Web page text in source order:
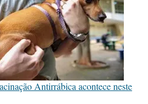
Antirrábica acontece neste